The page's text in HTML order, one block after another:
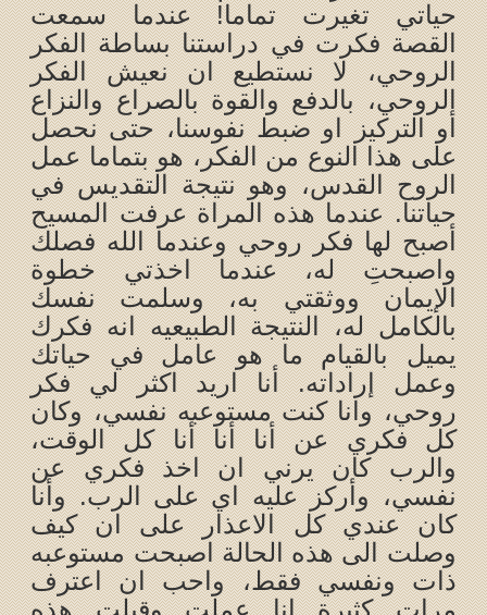
حياتي تغيرت تماما! عندما سمعت
القصة فكرت في دراستنا بساطة الفكر
الروحي، لا نستطيع ان نعيش الفكر
الروحي، بالدفع والقوة بالصراع والنزاع
أو التركيز او ضبط نفوسنا، حتى نحصل
على هذا النوع من الفكر، هو بتماما عمل
الروح القدس، وهو نتيجة التقديس في
حياتنا. عندما هذه المراة عرفت المسيح
أصبح لها فكر روحي وعندما الله فصلك
واصبحتِ له، عندما اخذتي خطوة
الإيمان ووثقتي به، وسلمت نفسك
بالكامل له، النتيجة الطبيعيه انه فكرك
يميل بالقيام ما هو عامل في حياتك
وعمل إراداته. أنا اريد اكثر لي فكر
روحي، وانا كنت مستوعبه نفسي، وكان
كل فكري عن أنا أنا أنا كل الوقت،
والرب كان يرني ان اخذ فكري عن
نفسي، وأركز عليه اي على الرب. وأنا
كان عندي كل الاعذار على ان كيف
وصلت الى هذه الحالة اصبحت مستوعبه
ذات ونفسي فقط، واحب ان اعترف
مرات كثيرة انا عملت وقبلت هذه